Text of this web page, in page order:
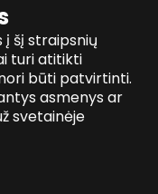
į šį straipsnių
turi atitikti
būti patvirtinti.
asmenys ar
svetainėje